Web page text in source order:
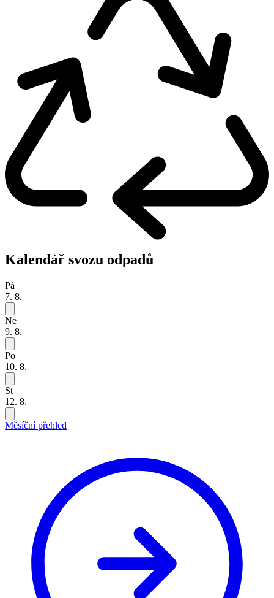
Kalendář svozu odpadů
Pá
7. 8.
Ne
9. 8.
Po
10. 8.
St
12. 8.
Měsíční přehled